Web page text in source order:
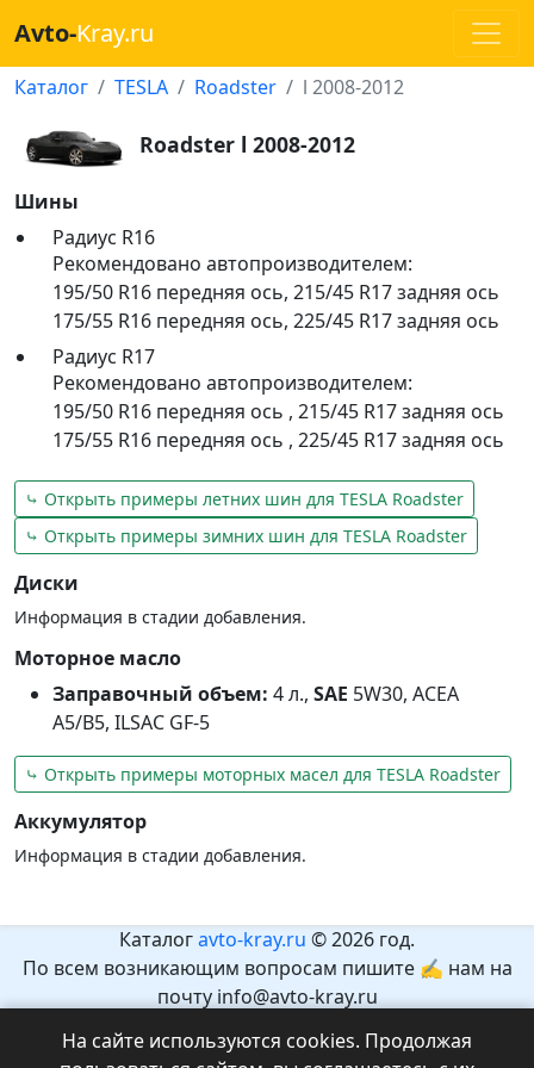
Avto-Kray.ru
Каталог TESLA Roadster l 2008-2012
Roadster l 2008-2012
Шины
Радиус R16
Рекомендовано автопроизводителем:
195/50 R16 передняя ось, 215/45 R17 задняя ось
175/55 R16 передняя ось, 225/45 R17 задняя ось
Радиус R17
Рекомендовано автопроизводителем:
195/50 R16 передняя ось , 215/45 R17 задняя ось
175/55 R16 передняя ось , 225/45 R17 задняя ось
⤷ Открыть примеры летних шин для TESLA Roadster
⤷ Открыть примеры зимних шин для TESLA Roadster
Диски
Информация в стадии добавления.
Моторное масло
Заправочный объем: 4 л., SAE 5W30, ACEA
A5/B5, ILSAC GF-5
⤷ Открыть примеры моторных масел для TESLA Roadster
Аккумулятор
Информация в стадии добавления.
Каталогavto-kray.ru © 2026 год.
По всем возникающим вопросам пишите ✍ нам на
почту info@avto-kray.ru
которая может причинить вред здоровью и развитию
На сайте используются cookies. Продолжая